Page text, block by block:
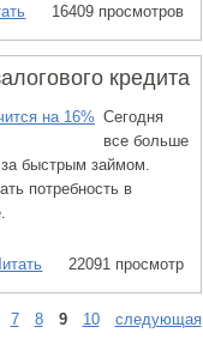
16409 просмотров
кредита
Сегодня
все больше
быстрым займом.
потребность в
22091 просмотр
7 8 9 10
следующая